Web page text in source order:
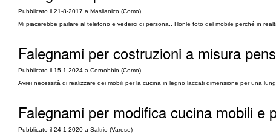
Pubblicato il 21-8-2017 a Maslianico (Como)
Mi piacerebbe parlare al telefono e vederci di persona.. Honle foto del mobile perché in
Falegnami per costruzioni a misura
Pubblicato il 15-1-2024 a Cernobbio (Como)
Avrei necessità di realizzare dei mobili per la cucina in legno laccati dimensione per una
Falegnami per modifica cucina mobili e
Pubblicato il 24-1-2020 a Saltrio (Varese)